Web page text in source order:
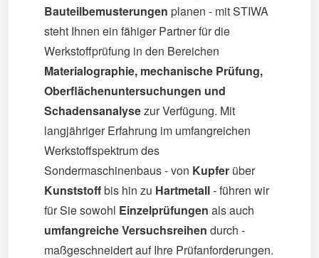
Bauteilbemusterungen planen - mit STIWA
steht Ihnen ein fähiger Partner für die
Werkstoffprüfung in den Bereichen
Materialographie, mechanische Prüfung,
Oberflächenuntersuchungen und
Schadensanalysezur Verfügung. Mit
langjähriger Erfahrung im umfangreichen
Werkstoffspektrum des
Sondermaschinenbaus - von Kupfer über
Kunststoffbis hin zu Hartmetall- führen wir
für Sie sowohl Einzelprüfungen als auch
umfangreiche Versuchsreihen durch -
maßgeschneidert auf Ihre Prüfanforderungen.